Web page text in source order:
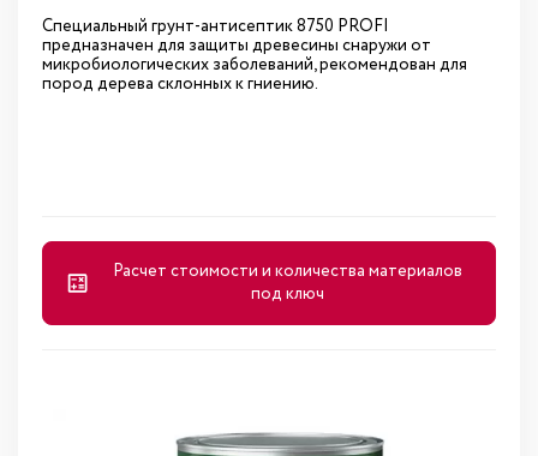
Специальный грунт-антисептик 8750 PROFI
предназначен для защиты древесины снаружи от
микробиологических заболеваний, рекомендован для
пород дерева склонных к гниению.
Расчет стоимости и количества материалов
под ключ